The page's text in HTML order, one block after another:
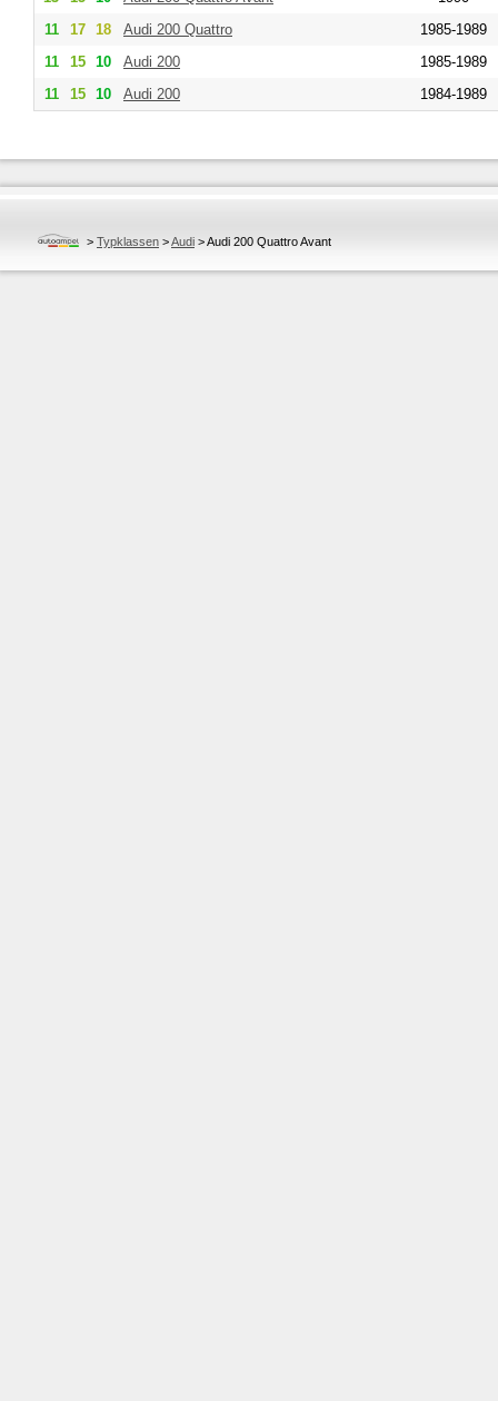
11
17 18 Audi 200 Quattro
1985-1989
11
15 10 Audi 200
1985-1989
11
15 10 Audi 200 1984-1989
> Typklassen >Audi >Audi 200 Quattro Avant